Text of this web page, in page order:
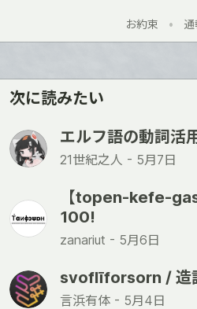
お約束 • 通
次に読みたい
エルフ語の動詞活
21世紀之人 - 5月7日
【topen-kefe-
100!
zanariut - 5月6日
svoflīforsorn / 造
言浜有体 - 5月4日